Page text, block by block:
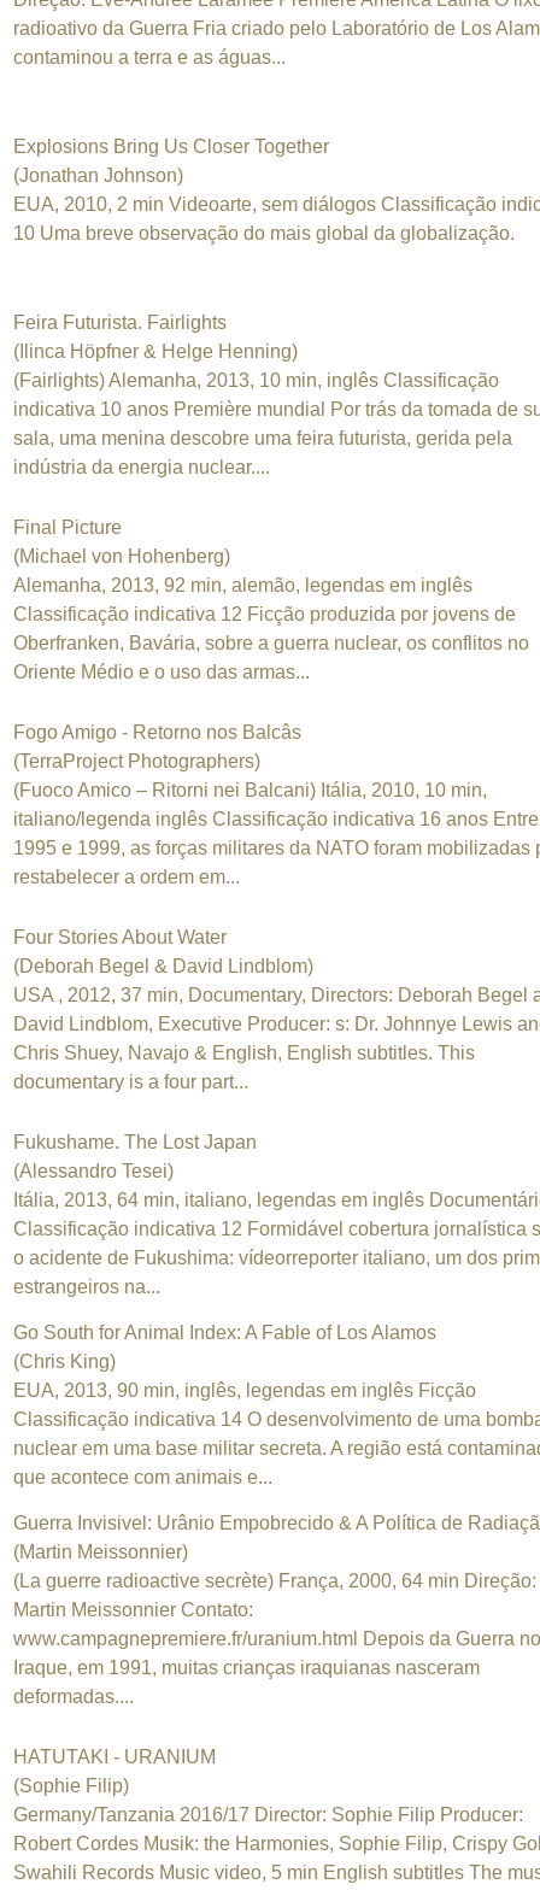
radioativo da Guerra Fria criado pelo Laboratório de Los
contaminou a terra e as águas...
Explosions Bring Us Closer Together
(Jonathan Johnson)
EUA, 2010, 2 min Videoarte, sem diálogos Classificação
10 Uma breve observação do mais global da globalização.
Feira Futurista. Fairlights
(Ilinca Höpfner & Helge Henning)
(Fairlights) Alemanha, 2013, 10 min, inglês Classificação
indicativa 10 anos Première mundial Por trás da tomada de
sala, uma menina descobre uma feira futurista, gerida pela
indústria da energia nuclear....
Final Picture
(Michael von Hohenberg)
Alemanha, 2013, 92 min, alemão, legendas em inglês
Classificação indicativa 12 Ficção produzida por jovens de
Oberfranken, Bavária, sobre a guerra nuclear, os conflitos no
Oriente Médio e o uso das armas...
Fogo Amigo - Retorno nos Balcâs
(TerraProject Photographers)
(Fuoco Amico – Ritorni nei Balcani) Itália, 2010, 10 min,
italiano/legenda inglês Classificação indicativa 16 anos Entre
1995 e 1999, as forças militares da NATO foram mobilizadas
restabelecer a ordem em...
Four Stories About Water
(Deborah Begel & David Lindblom)
USA , 2012, 37 min, Documentary, Directors: Deborah Begel
David Lindblom, Executive Producer: s: Dr. Johnnye Lewis
Chris Shuey, Navajo & English, English subtitles. This
documentary is a four part...
Fukushame. The Lost Japan
(Alessandro Tesei)
Itália, 2013, 64 min, italiano, legendas em inglês
Classificação indicativa 12 Formidável cobertura jornalística
o acidente de Fukushima: vídeorreporter italiano, um dos
estrangeiros na...
Go South for Animal Index: A Fable of Los Alamos
(Chris King)
EUA, 2013, 90 min, inglês, legendas em inglês Ficção
Classificação indicativa 14 O desenvolvimento de uma
nuclear em uma base militar secreta. A região está
que acontece com animais e...
Guerra Invisivel: Urânio Empobrecido & A Política de
(Martin Meissonnier)
(La guerre radioactive secrète) França, 2000, 64 min Direção:
Martin Meissonnier Contato:
www.campagnepremiere.fr/uranium.html Depois da Guerra no
Iraque, em 1991, muitas crianças iraquianas nasceram
deformadas....
HATUTAKI - URANIUM
(Sophie Filip)
Germany/Tanzania 2016/17 Director: Sophie Filip Producer:
Robert Cordes Musik: the Harmonies, Sophie Filip, Crispy
Swahili Records Music video, 5 min English subtitles The